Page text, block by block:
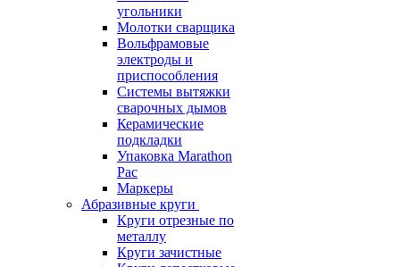
угольники
Молотки сварщика
Вольфрамовые
электроды и
приспособления
Системы вытяжки
сварочных дымов
Керамические
подкладки
Упаковка Marathon
Pac
Маркеры
Абразивные круги
Круги отрезные по
металлу
Круги зачистные